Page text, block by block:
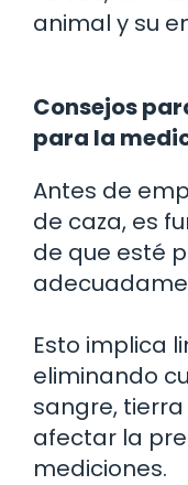
animal y su
Consejos
para la
Antes de
de caza, es
de que esté
Esto implica
eliminando
sangre,
afectar la
mediciones.